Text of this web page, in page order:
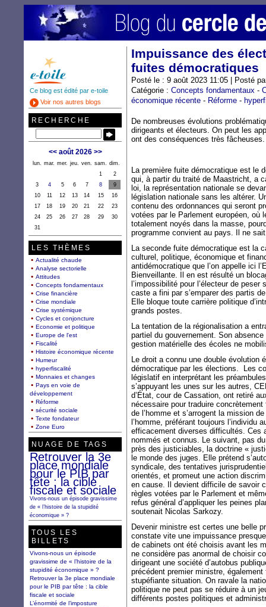
Impuissance des
fuites démocratiques
Posté le : 9 août 2023 11:05 | Posté
Catégorie : Concepts fondamentaux -
économique récente - Réforme -
De nombreuses évolutions
dirigeants et électeurs. On peut les
ont des conséquences très
La première fuite démocratique est le
qui, à partir du traité de Maastricht, a
loi, la représentation nationale se
législation nationale sans les altérer.
contenu des ordonnances qui seront
votées par le Parlement européen, où
totalement noyés dans la masse,
programme convient au pays. Il ne
La seconde fuite démocratique est la
culturel, politique, économique et
antidémocratique que l’on appelle ici
Bienveillante. Il en est résulté un
l’impossibilité pour l’électeur de
caste a fini par s’emparer des partis
Elle bloque toute carrière politique
grands postes.
La tentation de la régionalisation a
partiel du gouvernement. Son
gestion matérielle des écoles ne
Le droit a connu une double évolution
démocratique par les élections. Les
législatif en interprétant les
s’appuyant les unes sur les autres,
d’État, cour de Cassation, ont retiré
nécessaire pour traduire
de l’homme et s’arrogent la mission
l’homme, préférant toujours l’individu
efficacement diverses difficultés. Ces
nommés et connus. Le suivant, pas
près des justiciables, la doctrine «
le monde des juges. Elle prétend
syndicale, des tentatives
orientés, et promeut une action
en cause. Il devient difficile de savoir
règles votées par le Parlement et
refus général d’appliquer les peines
soutenait Nicolas Sarkozy.
Devenir ministre est certes une belle
constate vite une impuissance
de cabinets ont été choisis avant les
ne considère pas anormal de choisir
dirigeant une société d’autobus
précédent premier ministre,
stupéfiante situation. On ravale la
politique ne peut pas se réduire à un
différents postes politiques et
Ce blog est édité par e-toile
Voir nos autres blogs
RECHERCHE
<< août 2026 >>
lun. mar. mer. jeu. ven. sam.
dim.
1
2
3
4 5 6 7 8
9
10
11 12 13 14 15
16
17
18 19 20 21 22
23
24
25 26 27 28 29
30
31
LES THÈMES
Actualité chaude
Analyse sectorielle
Attitudes
Concepts fondamentaux
Crise financière
Crise mondiale
Crise systémique
Cycles et conjoncture
Economie et politique
Europe de l'est
Fiscalité
Histoire économique récente
Humeur
hyperfiscalité
Monnaies et changes
Pays en voie de
développement
Réforme
sécurité sociale
Texte fondateur
Zone Euro
NUAGE DE TAGS
Retrouver la 3e
place mondiale
pour le PIB par
tête : la cible
fiscale et sociale
Vivons-nous un épisode gravissime
de « l’histoire de la stupidité
économique » ?
TOUS LES
BILLETS
Vivons-nous un épisode
gravissime de « l’histoire de la
stupidité économique » ?
Retrouver la 3e place mondiale
pour le PIB par tête : la cible
fiscale et sociale
L’énormité de l’imposture